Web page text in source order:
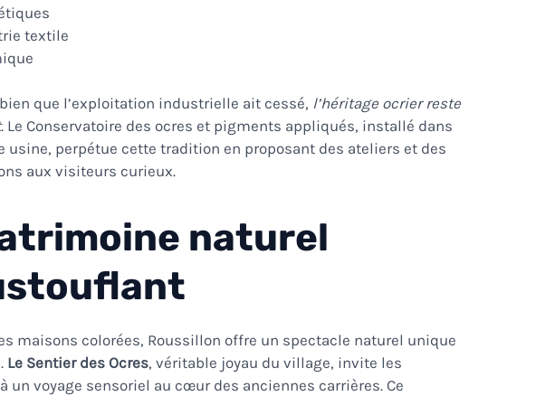
textile
que l’exploitation industrielle ait cessé, l’héritage ocrier reste
. Le Conservatoire des ocres et pigments appliqués, installé dans
usine, perpétue cette tradition en proposant des ateliers et des
aux visiteurs curieux.
naturel
maisons colorées, Roussillon offre un spectacle naturel unique
Le Sentier des Ocres, véritable joyau du village, invite les
un voyage sensoriel au cœur des anciennes carrières. Ce